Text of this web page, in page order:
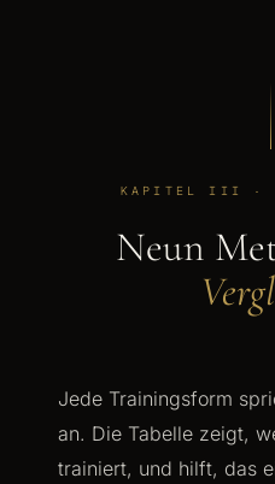
KAPITEL III ·
Neun
Jede Trainingsform
an. Die Tabelle zeigt,
trainiert, und hilft, das